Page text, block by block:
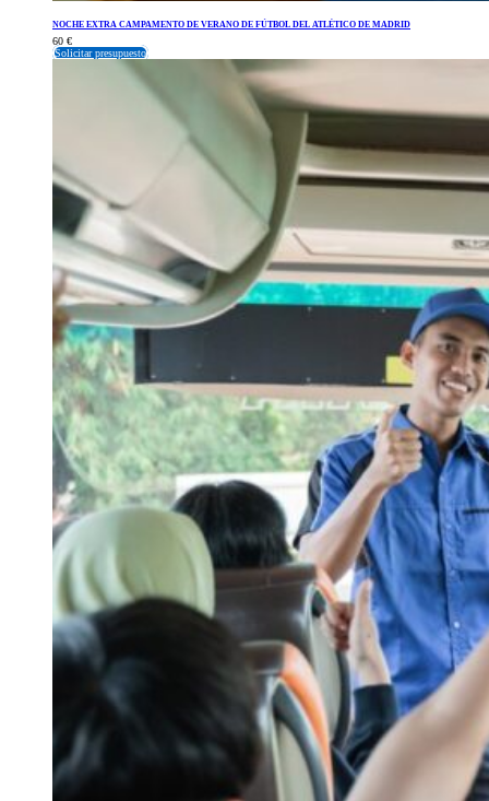
NOCHE EXTRA CAMPAMENTO DE VERANO DE FÚTBOL DEL ATLÉTICO DE MADRID
60 €
Solicitar presupuesto